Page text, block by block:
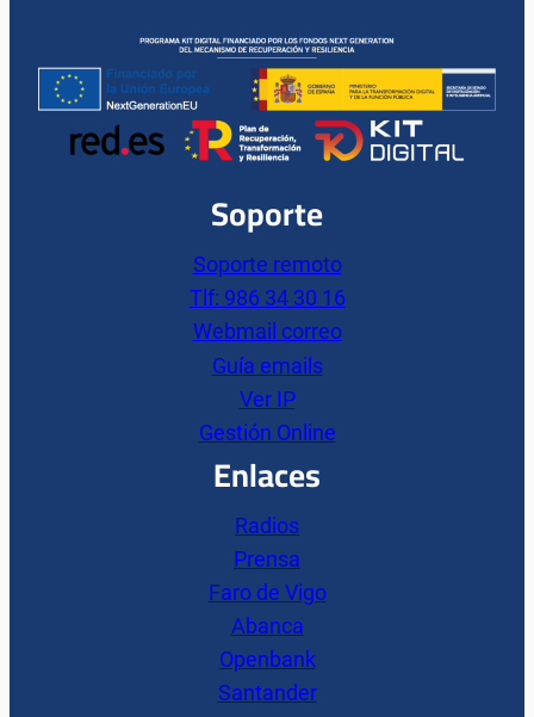
Soporte
Soporte remoto
Tlf: 986 34 30 16
Webmail correo
Guía emails
Ver IP
Gestión Online
Enlaces
Radios
Prensa
Faro de Vigo
Abanca
Openbank
Santander